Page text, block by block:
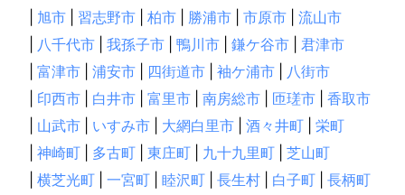
旭市 習志野市 柏市 勝浦市 市原市
流山市
八千代市 我孫子市 鴨川市 鎌ケ谷市
君津市
富津市 浦安市 四街道市 袖ケ浦市
八街市
印西市 白井市 富里市 南房総市 匝瑳市
香取市
山武市 いすみ市 大網白里市 酒々井町
栄町
神崎町 多古町 東庄町 九十九里町
芝山町
横芝光町 一宮町 睦沢町 長生村 白子町
長柄町